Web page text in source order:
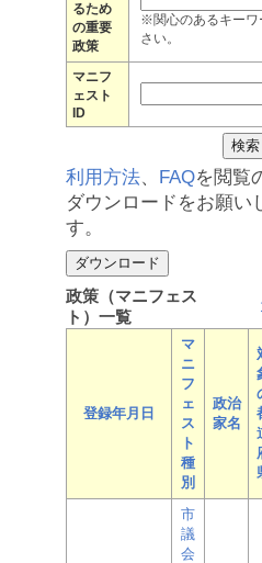
るため
の重要
政策
※関心のあるキーワ
さい。
マニフ
ェスト
ID
利用方法、 FAQを閲覧
ダウンロードをお願い
す。
政策（マニフェス
ト）一覧
登録年月日
マ
ニ
フ
ェ
ス
ト
種
別
政治
家名
市
議
会